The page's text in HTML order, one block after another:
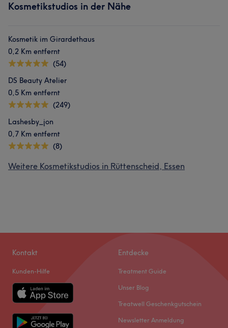
Kosmetikstudios in der Nähe
Kosmetik im Girardethaus
0,2 Km entfernt
(54)
DS Beauty Atelier
0,5 Km entfernt
(249)
Lashesby_jon
0,7 Km entfernt
(8)
Weitere Kosmetikstudios in Rüttenscheid, Essen
Kontakt
Kunden-Hilfe
Entdecke
Treatment Guide
Unser Blog
Treatwell Geschenkgutschein
Newsletter Anmeldung